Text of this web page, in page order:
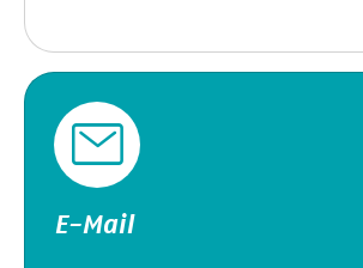
E-Mail